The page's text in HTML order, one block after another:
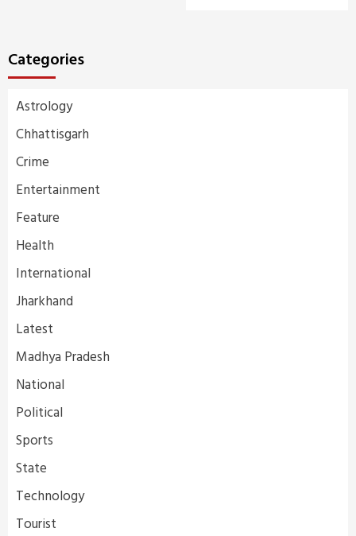
Categories
Astrology
Chhattisgarh
Crime
Entertainment
Feature
Health
International
Jharkhand
Latest
Madhya Pradesh
National
Political
Sports
State
Technology
Tourist